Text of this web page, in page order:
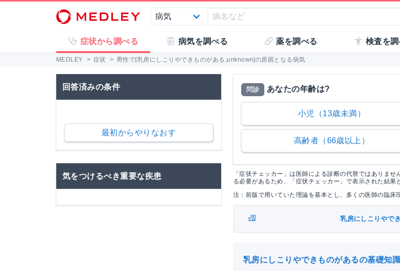
症状から調べる 病気を調べる 薬を調べる 検査を調
MEDLEY > 症状 > 男性で[乳房にしこりやできものがある,unknown]の原因となる病気
回答済みの条件
最初からやりなおす
気をつけるべき重要な疾患
問診 あなたの年齢は?
小児（13歳未満）
高齢者（66歳以上）
「症状チェッカー」は医師による診断の代替ではありま
る必要があるため、「症状チェッカー」で表示された結果
注：前版で用いていた理論を基本とし、多くの医師の臨床
乳房にしこりやで
乳房にしこりやできものがあるの基礎知識